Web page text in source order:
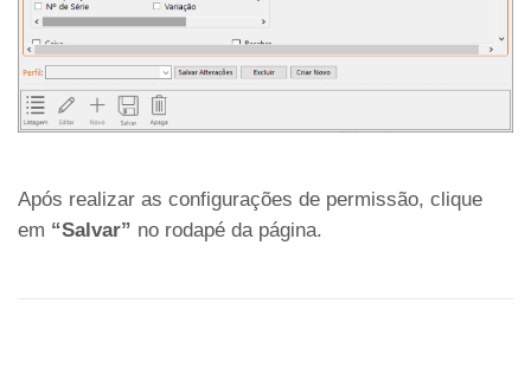
Após realizar as configurações de permissão, clique
em “Salvar” no rodapé da página.